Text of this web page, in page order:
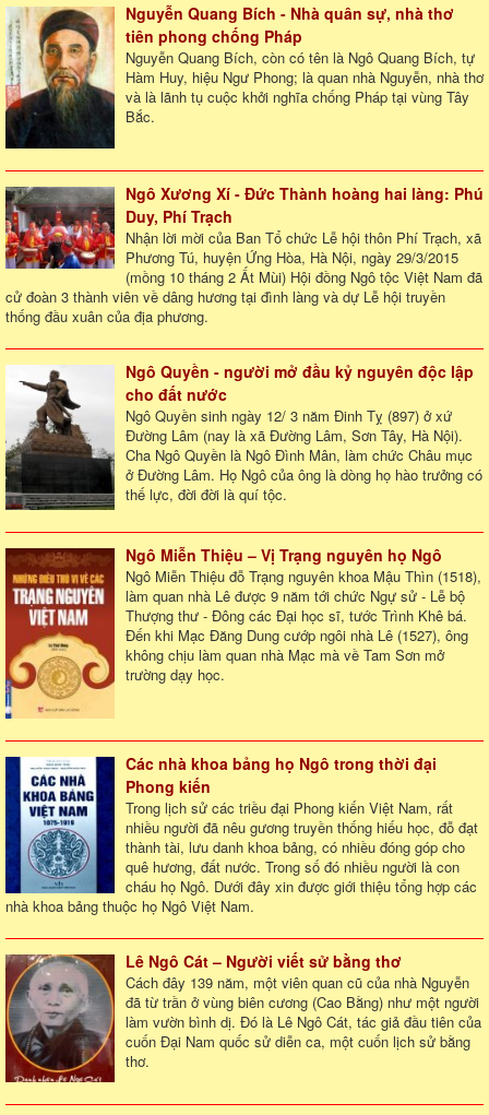
Nguyễn Quang Bích - Nhà quân sự, nhà thơ
tiên phong chống Pháp
Nguyễn Quang Bích, còn có tên là Ngô Quang Bích, tự
Hàm Huy, hiệu Ngư Phong; là quan nhà Nguyễn, nhà thơ
và là lãnh tụ cuộc khởi nghĩa chống Pháp tại vùng Tây
Bắc.
Ngô Xương Xí - Đức Thành hoàng hai làng: Phú
Duy, Phí Trạch
Nhận lời mời của Ban Tổ chức Lễ hội thôn Phí Trạch, xã
Phương Tú, huyện Ứng Hòa, Hà Nội, ngày 29/3/2015
(mồng 10 tháng 2 Ất Mùi) Hội đồng Ngô tộc Việt Nam đã
cử đoàn 3 thành viên về dâng hương tại đình làng và dự Lễ hội truyền
thống đầu xuân của địa phương.
Ngô Quyền - người mở đầu kỷ nguyên độc lập
cho đất nước
Ngô Quyền sinh ngày 12/ 3 năm Đinh Tỵ (897) ở xứ
Đường Lâm (nay là xã Đường Lâm, Sơn Tây, Hà Nội).
Cha Ngô Quyền là Ngô Đình Mân, làm chức Châu mục
ở Đường Lâm. Họ Ngô của ông là dòng họ hào trưởng có
thế lực, đời đời là quí tộc.
Ngô Miễn Thiệu – Vị Trạng nguyên họ Ngô
Ngô Miễn Thiệu đỗ Trạng nguyên khoa Mậu Thìn (1518),
làm quan nhà Lê được 9 năm tới chức Ngự sử - Lễ bộ
Thượng thư - Đông các Đại học sĩ, tước Trình Khê bá.
Đến khi Mạc Đăng Dung cướp ngôi nhà Lê (1527), ông
không chịu làm quan nhà Mạc mà về Tam Sơn mở
trường dạy học.
Các nhà khoa bảng họ Ngô trong thời đại
Phong kiến
Trong lịch sử các triều đại Phong kiến Việt Nam, rất
nhiều người đã nêu gương truyền thống hiếu học, đỗ đạt
thành tài, lưu danh khoa bảng, có nhiều đóng góp cho
quê hương, đất nước. Trong số đó nhiều người là con
cháu họ Ngô. Dưới đây xin được giới thiệu tổng hợp các
nhà khoa bảng thuộc họ Ngô Việt Nam.
Lê Ngô Cát – Người viết sử bằng thơ
Cách đây 139 năm, một viên quan cũ của nhà Nguyễn
đã từ trần ở vùng biên cương (Cao Bằng) như một người
làm vườn bình dị. Đó là Lê Ngô Cát, tác giả đầu tiên của
cuốn Đại Nam quốc sử diễn ca, một cuốn lịch sử bằng
thơ.